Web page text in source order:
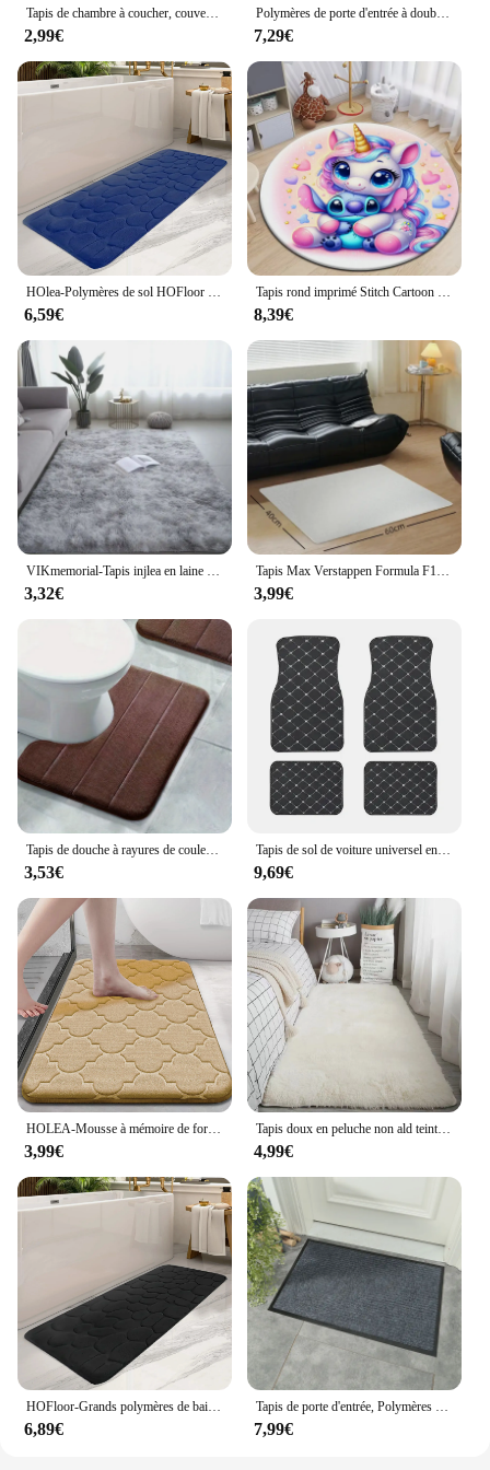
Tapis de chambre à coucher, couverture de chevet, salon, grande surface complète, polymères de sol, maison, chambre de fille, dortoir, zones
2,99€
Polymères de porte d'entrée à double rayure classiques, tapis de pavage commercial en PVC, HONon-ALD, bureau, maison, cuisine, 1 pièce
7,29€
6,59€ 8,39€
3,32€ 3,99€
3,53€
Tapis de sol de voiture universel en cuir PU imperméable, tapis de protection automatique, ensemble de tapis avant et arrière, accessoires automobiles, 4 pièces
9,69€
3,99€
Tapis doux en peluche non ald teint en vrac, tapis moelleux, shag flou, tapis de chevet, salon, chambre à coucher
4,99€
HOFloor-Grands polymères de bain absorbants d'eau, Polymères de porte, Anti-ald, Décoration de la maison
6,89€
Tapis de porte d'entrée, Polymères de sol, Bureau, Maison, Cuisine, Anti-ALD, Polymères anti-chute, Extérieur
7,99€